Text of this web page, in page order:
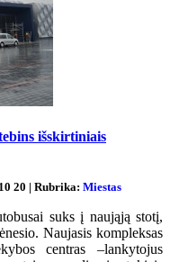
išskirtiniais
20 | Rubrika: Miestas
suks į naująją stotį,
Naujasis kompleksas
centras –lankytojus